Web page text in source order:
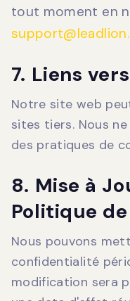
tout moment en
7. Liens
Notre site web
sites tiers. Nous
des pratiques de
8. Mise à
Politique
Nous pouvons
confidentialité
modification sera